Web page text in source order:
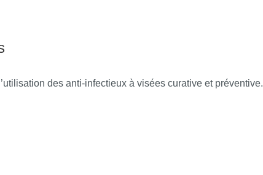
des anti-infectieux à visées curative et préventive.